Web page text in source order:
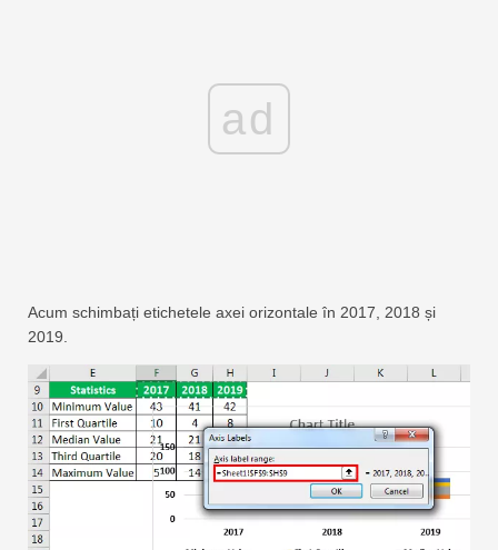
ad
Acum schimbați etichetele axei orizontale în 2017, 2018 și
2019.